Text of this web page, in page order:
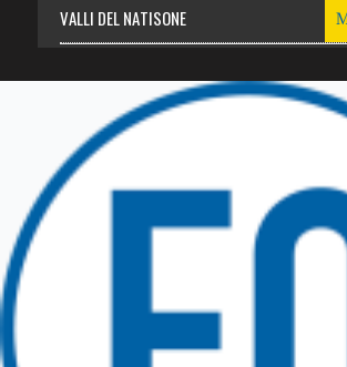
VALLI DEL NATISONE
TRICESIMO
TARCENTO
GEMONA DEL FRIULI